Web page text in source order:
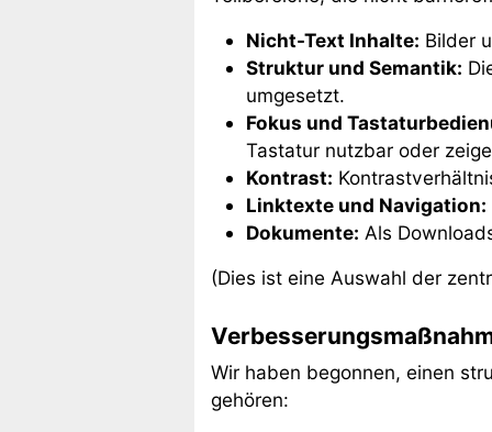
Nicht-Text Inhalte: Bilder
Struktur und Semantik:
umgesetzt.
Fokus und
Tastatur nutzbar oder
Kontrast:
Linktexte und Navigation:
Dokumente: Als
(Dies ist eine Auswahl der
Wir haben begonnen, einen
gehören: